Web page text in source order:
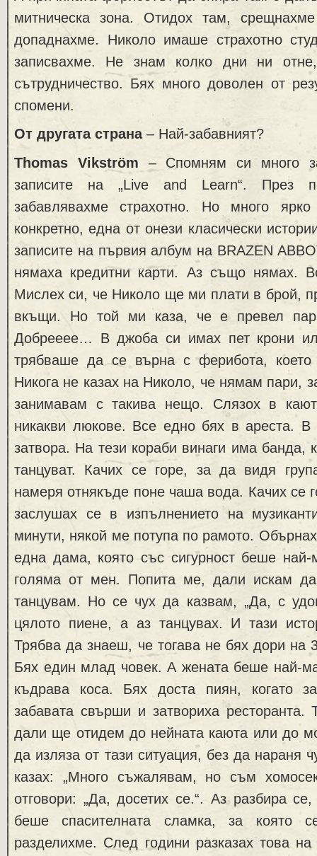
митническа зона. Отидох там,
допаднахме. Николо имаше страхотно
записвахме. Не знам колко дни ни
сътрудничество. Бях много доволен от
спомени.
От другата страна– Най-забавният?
Thomas Vikström – Спомням си много
записите на „Live and Learn“. През
забавлявахме страхотно. Но много
конкретно, една от онези класически
записите на първия албум на BRAZEN
нямаха кредитни карти. Аз също нямах.
Мислех си, че Николо ще ми плати в брой,
вкъщи. Но той ми каза, че е превел
Добрееее… В джоба си имах пет крони
трябваше да се върна с ферибота,
Никога не казах на Николо, че нямам пари,
занимавам с такива нещо. Слязох в
никакви люкове. Все едно бях в ареста. В
затвора. На тези кораби винаги има банда,
танцуват. Качих се горе, за да видя
намеря отнякъде поне чаша вода. Качих се
заслушах се в изпълнението на
минути, някой ме потупа по рамото.
една дама, която със сигурност беше
голяма от мен. Попита ме, дали искам
танцувам. Но се чух да казвам, „Да, с
цялото пиене, а аз танцувах. И тази
Трябва да знаеш, че тогава не бях дори на
Бях един млад човек. А жената беше най-
къдрава коса. Бях доста пиян, когато
забавата свърши и затвориха ресторанта.
дали ще отидем до нейната каюта или до
да изляза от тази ситуация, без да нараня
казах: „Много съжалявам, но съм
отговори: „Да, досетих се.“. Аз разбира
беше спасителната сламка, за която
разделихме. След години разказах това